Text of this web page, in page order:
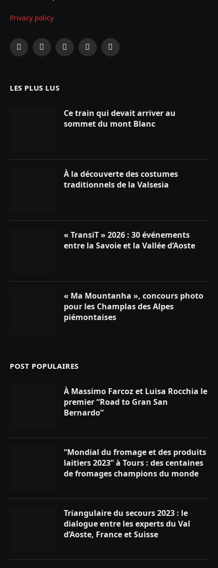
Privacy policy
Facebook
X
InstagramYouTubeLinkedIn
LES PLUS LUS
Ce train qui devait arriver au
sommet du mont Blanc
À la découverte des costumes
traditionnels de la Valsesia
« TransiT » 2026 : 30 événements
entre la Savoie et la Vallée d’Aoste
« Ma Mountanha », concours photo
pour les Champlas des Alpes
piémontaises
POST POPULAIRES
À Massimo Farcoz et Luisa Rocchia le
premier “Road to Gran San
Bernardo”
“Mondial du fromage et des produits
laitiers 2023” à Tours : des centaines
de fromages champions du monde
Triangulaire du secours 2023 : le
dialogue entre les experts du Val
d’Aoste, France et Suisse